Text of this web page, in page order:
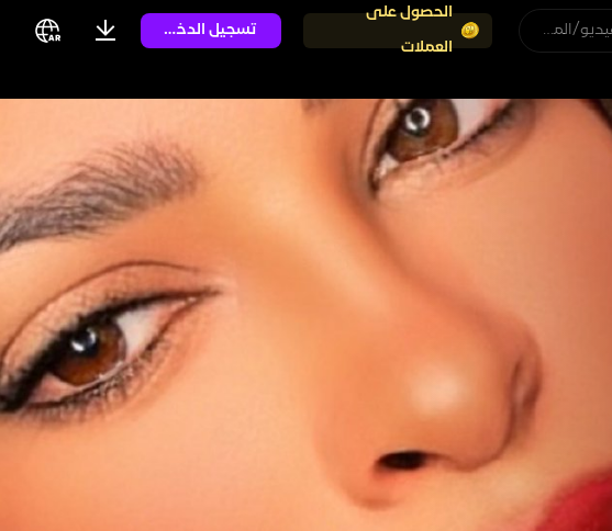
البحث عن البث المباشر/الفيديو/المستخدم
الحصول على
العملات
تسجيل الدخول